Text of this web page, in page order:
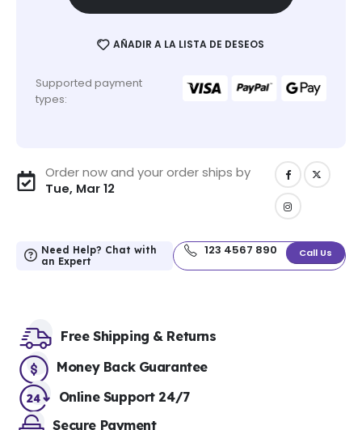
AÑADIR A LA LISTA DE DESEOS
Supported payment
types:
Order now and your order ships by
Tue, Mar 12
Need Help? Chat with
an Expert
123 4567 890 Call Us
Free Shipping & Returns
Money Back Guarantee
Online Support 24/7
Secure Payment